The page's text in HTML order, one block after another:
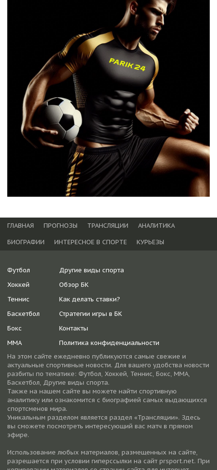
ГЛАВНАЯ ПРОГНОЗЫ ТРАНСЛЯЦИИ
АНАЛИТИКА
БИОГРАФИИ
ИНТЕРЕСНОЕ В СПОРТЕ КУРЬЕЗЫ
Футбол
Хоккей
Теннис
Баскетбол
Бокс
ММА
Другие виды спорта
Обзор БК
Как делать ставки?
Стратегии игры в БК
Контакты
Политика конфиденциальности
На этом сайте ежедневно публикуются самые свежие и
актуальные спортивные новости. Для вашего удобства новости
разбиты по тематике: Футбол, Хоккей, Теннис, Бокс, ММА,
Баскетбол, Другие виды спорта.
Также на нашем сайте вы можете найти спортивную
аналитику или ознакомится с биографией самых выдающихся
спортсменов мира.
Уникальным разделом является раздел «Трансляции». Здесь
вы сможете посмотреть интересующий вас матч в прямом
эфире.
Использование любых материалов, размещенных на сайте,
разрешается при условии гиперссылки на cайт prsport.net. При